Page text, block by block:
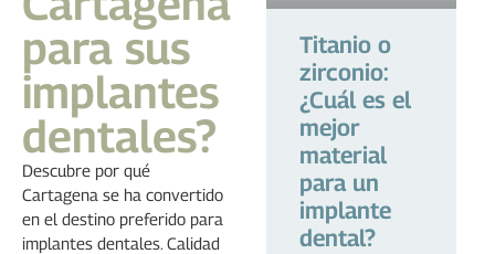
Titanio o
zirconio:
¿Cuál es el
mejor
material
para un
implante
dental?
para sus
implantes
dentales?
Descubre por qué
Cartagena se ha convertido
en el destino preferido para
implantes dentales. Calidad